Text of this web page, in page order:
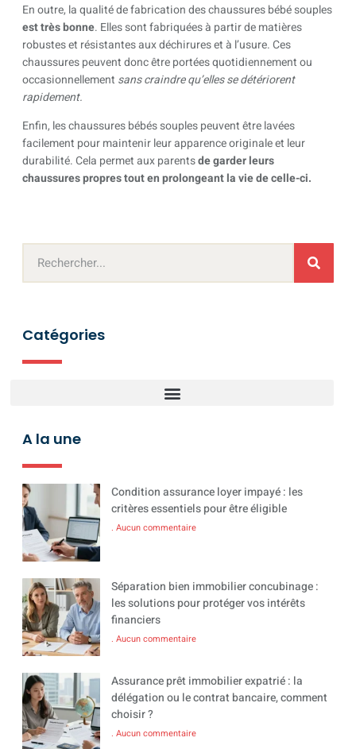
En outre, la qualité de fabrication des chaussures bébé souples
est très bonne. Elles sont fabriquées à partir de matières
robustes et résistantes aux déchirures et à l’usure. Ces
chaussures peuvent donc être portées quotidiennement ou
occasionnellement sans craindre qu’elles se détériorent
rapidement.
Enfin, les chaussures bébés souples peuvent être lavées
facilement pour maintenir leur apparence originale et leur
durabilité. Cela permet aux parentsde garder leurs
chaussures propres tout en prolongeant la vie de celle-ci.
Catégories
A la une
Condition assurance loyer impayé : les
critères essentiels pour être éligible
Aucun commentaire
Séparation bien immobilier concubinage :
les solutions pour protéger vos intérêts
financiers
Aucun commentaire
Assurance prêt immobilier expatrié : la
délégation ou le contrat bancaire, comment
choisir ?
Aucun commentaire